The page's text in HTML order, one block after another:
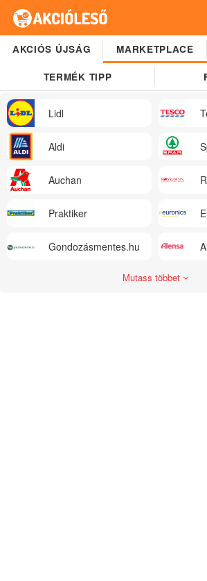
AKCIÓS ÚJSÁG MARKETPLACE
TERMÉK TIPP
Lidl
Aldi
Auchan
Praktiker
Gondozásmentes.hu
Mutass többet